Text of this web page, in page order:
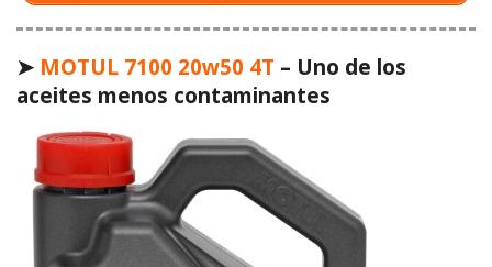
➤ MOTUL 7100 20w50 4T – Uno de los
aceites menos contaminantes